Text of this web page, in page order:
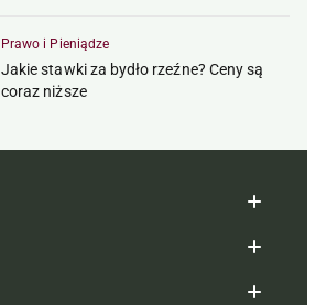
Prawo i Pieniądze
Jakie stawki za bydło rzeźne? Ceny są
coraz niższe